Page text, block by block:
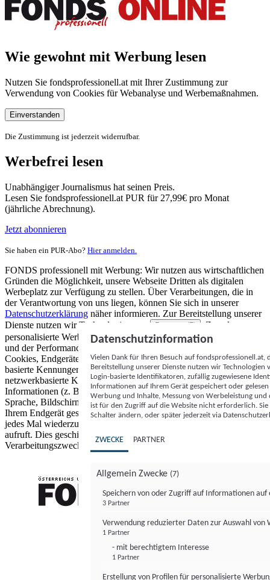
Wie gewohnt mit Werbung lesen
Nutzen Sie fondsprofessionell.at mit Ihrer Zustimmung zur
Verwendung von Cookies für Webanalyse und Werbemaßnahmen.
Einverstanden
Die Zustimmung ist jederzeit widerrufbar.
Werbefrei lesen
Unabhängiger Journalismus hat seinen Preis.
Lesen Sie fondsprofessionell.at PUR für 27,99€ pro Monat
(jährliche Abrechnung).
Jetzt abonnieren
Sie haben ein PUR-Abo? Hier anmelden.
FONDS professionell mit Werbung: Wir nutzen aus wirtschaftlichen
Gründen die Möglichkeit, unsere Webseite Dritten als digitalen
Werbeplatz zur Verfügung zu stellen. Über Verarbeitungen, die in
der Verantwortung von uns liegen, können Sie sich in unserer
Datenschutzerklärung näher informieren. Zur Bereitstellung unserer
Dienste nutzen wir Technologien von
Partnern (5)
. Zwecke:
personalisierte Werbung und Inhalte, Messung von Werbeleistung
und der Performance von Inhalten sowie Zielgruppenforschung.
Cookies, Endgeräte- oder ähnliche Online-Kennungen (z. B. login-
basierte Kennungen, zufällig generierte Kennungen,
netzwerkbasierte Kennungen) können zusammen mit anderen
Informationen (z. B. Browsertyp und Browserinformationen,
Sprache, Bildschirmgröße, unterstützte Technologien usw.) auf
Ihrem Endgerät gespeichert oder von dort ausgelesen werden, um es
jedes Mal wiederzuerkennen, wenn es eine App oder einer Webseite
aufruft. Dies geschieht für einen oder mehrere der hier aufgeführten
Verarbeitungszwecke.
Datenschutzinformation
Vielen Dank für Ihren Besuch auf
Bereitstellung unserer Dienste nutzen wir Technologien
Login-basierte Identifikatoren, zufällig zugewiesene
Informationen auf Ihrem Gerät gespeichert oder
Werbung und Inhalte, Messung von Werbeleistung
ist für den Zugriff auf die Website nicht erforderlich.
Schalter ändern, oder später jederzeit via
ZWECKE PARTNER
Allgemein Zwecke (7)
Speichern von oder Zugriff auf Informationen auf
3 Partner
Verwendung reduzierter Daten zur Auswahl von
1 Partner
- mit berechtigtem Interesse
1 Partner
Erstellung von Profilen für personalisierte
FONDS professionell